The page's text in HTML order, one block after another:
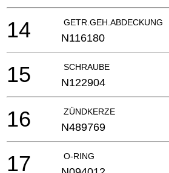
GETR.GEH.ABDECKUNG
14 N116180
SCHRAUBE
15 N122904
ZÜNDKERZE
16 N489769
O-RING
17